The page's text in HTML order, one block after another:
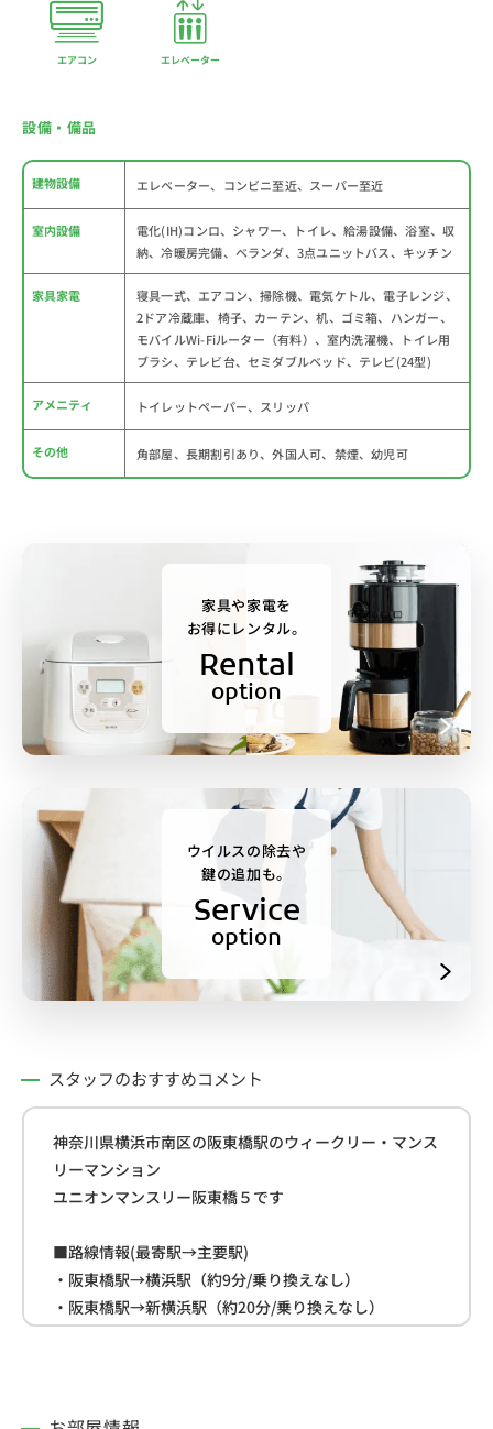
エアコン エレベーター
設備・備品
建物設備 エレベーター、コンビニ至近、スーパー至近
室内設備
電化(IH)コンロ、シャワー、トイレ、給湯設備、浴室、収
納、冷暖房完備、ベランダ、3点ユニットバス、キッチン
家具家電
寝具一式、エアコン、掃除機、電気ケトル、電子レンジ、
2ドア冷蔵庫、椅子、カーテン、机、ゴミ箱、ハンガー、
モバイルWi-Fiルーター（有料）、室内洗濯機、トイレ用
ブラシ、テレビ台、セミダブルベッド、テレビ(24型)
アメニティ トイレットペーパー、スリッパ
その他 角部屋、長期割引あり、外国人可、禁煙、幼児可
家具や家電を
お得にレンタル。
Rental
option
ウイルスの除去や
鍵の追加も。
Service
option
スタッフのおすすめコメント
神奈川県横浜市南区の阪東橋駅のウィークリー・マンス
リーマンション
ユニオンマンスリー阪東橋５です
■路線情報(最寄駅→主要駅)
・阪東橋駅→横浜駅（約9分/乗り換えなし）
・阪東橋駅→新横浜駅（約20分/乗り換えなし）
・阪東橋駅→川崎駅（約30分/乗り換え１回）
・マックスバリュエクスプレス(約180ｍ)